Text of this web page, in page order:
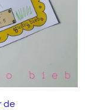
de